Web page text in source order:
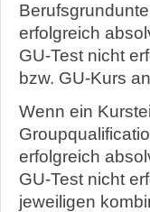
erfolgreich
GU-Test nicht
bzw. GU-Kurs
Wenn ein
erfolgreich
GU-Test nicht
jeweiligen